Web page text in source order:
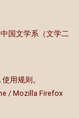
国文学系（文学二
使用规则 。
/ Mozilla Firefox